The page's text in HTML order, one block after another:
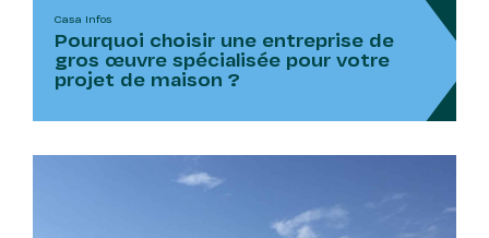
Casa Infos
Pourquoi choisir une entreprise de
gros œuvre spécialisée pour votre
projet de maison ?